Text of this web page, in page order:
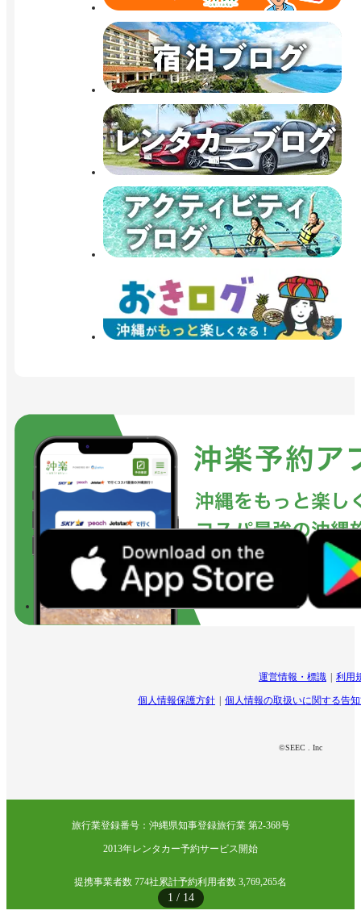
1 / 14
運営情報・標識 利用
個人情報保護方針 個人情報の取扱いに関する告
©SEEC . Inc
旅行業登録番号：沖縄県知事登録旅行業 第2-368号
2013年レンタカー予約サービス開始
提携事業者数 774社累計予約利用者数 3,769,265名